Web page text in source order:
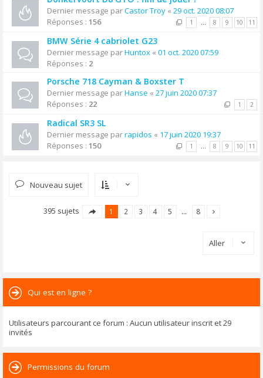
Dernier message parCastor Troy « 29 oct. 2020 08:07
Réponses : 156 1 … 8 9 10 11
BMW Série 4 cabriolet G23
Dernier message parHuntox « 01 oct. 2020 07:59
Réponses : 2
Porsche 718 Cayman & Boxster T
Dernier message parHanse « 27 juin 2020 07:37
Réponses : 22 1 2
Radical SR3 SL
Dernier message parrapidos « 17 juin 2020 19:37
Réponses : 150 1 … 8 9 10 11
Nouveau sujet
395 sujets 1 2 3 4 5 … 8
Aller
Qui est en ligne ?
Utilisateurs parcourant ce forum : Aucun utilisateur inscrit et 29
invités
Permissions du forum